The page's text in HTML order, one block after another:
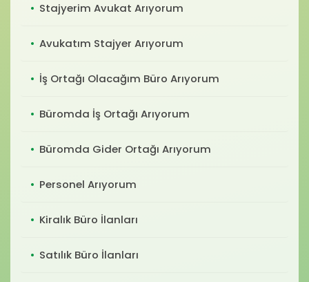
Stajyerim Avukat Arıyorum
Avukatım Stajyer Arıyorum
İş Ortağı Olacağım Büro Arıyorum
Büromda İş Ortağı Arıyorum
Büromda Gider Ortağı Arıyorum
Personel Arıyorum
Kiralık Büro İlanları
Satılık Büro İlanları